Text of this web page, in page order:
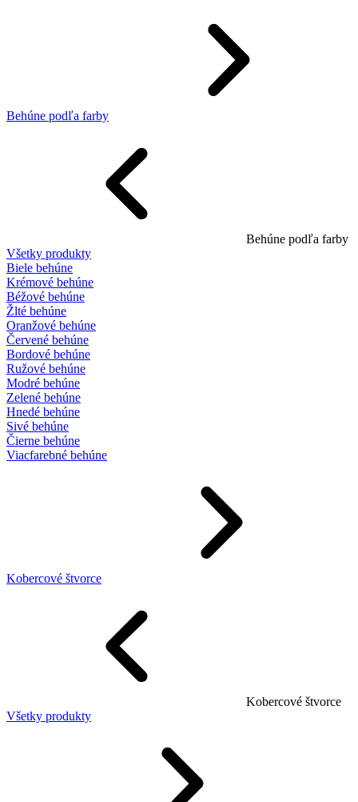
Behúne podľa farby
Behúne podľa farby
Všetky produkty
Biele behúne
Krémové behúne
Béžové behúne
Žlté behúne
Oranžové behúne
Červené behúne
Bordové behúne
Ružové behúne
Modré behúne
Zelené behúne
Hnedé behúne
Sivé behúne
Čierne behúne
Viacfarebné behúne
Kobercové štvorce
Kobercové štvorce
Všetky produkty